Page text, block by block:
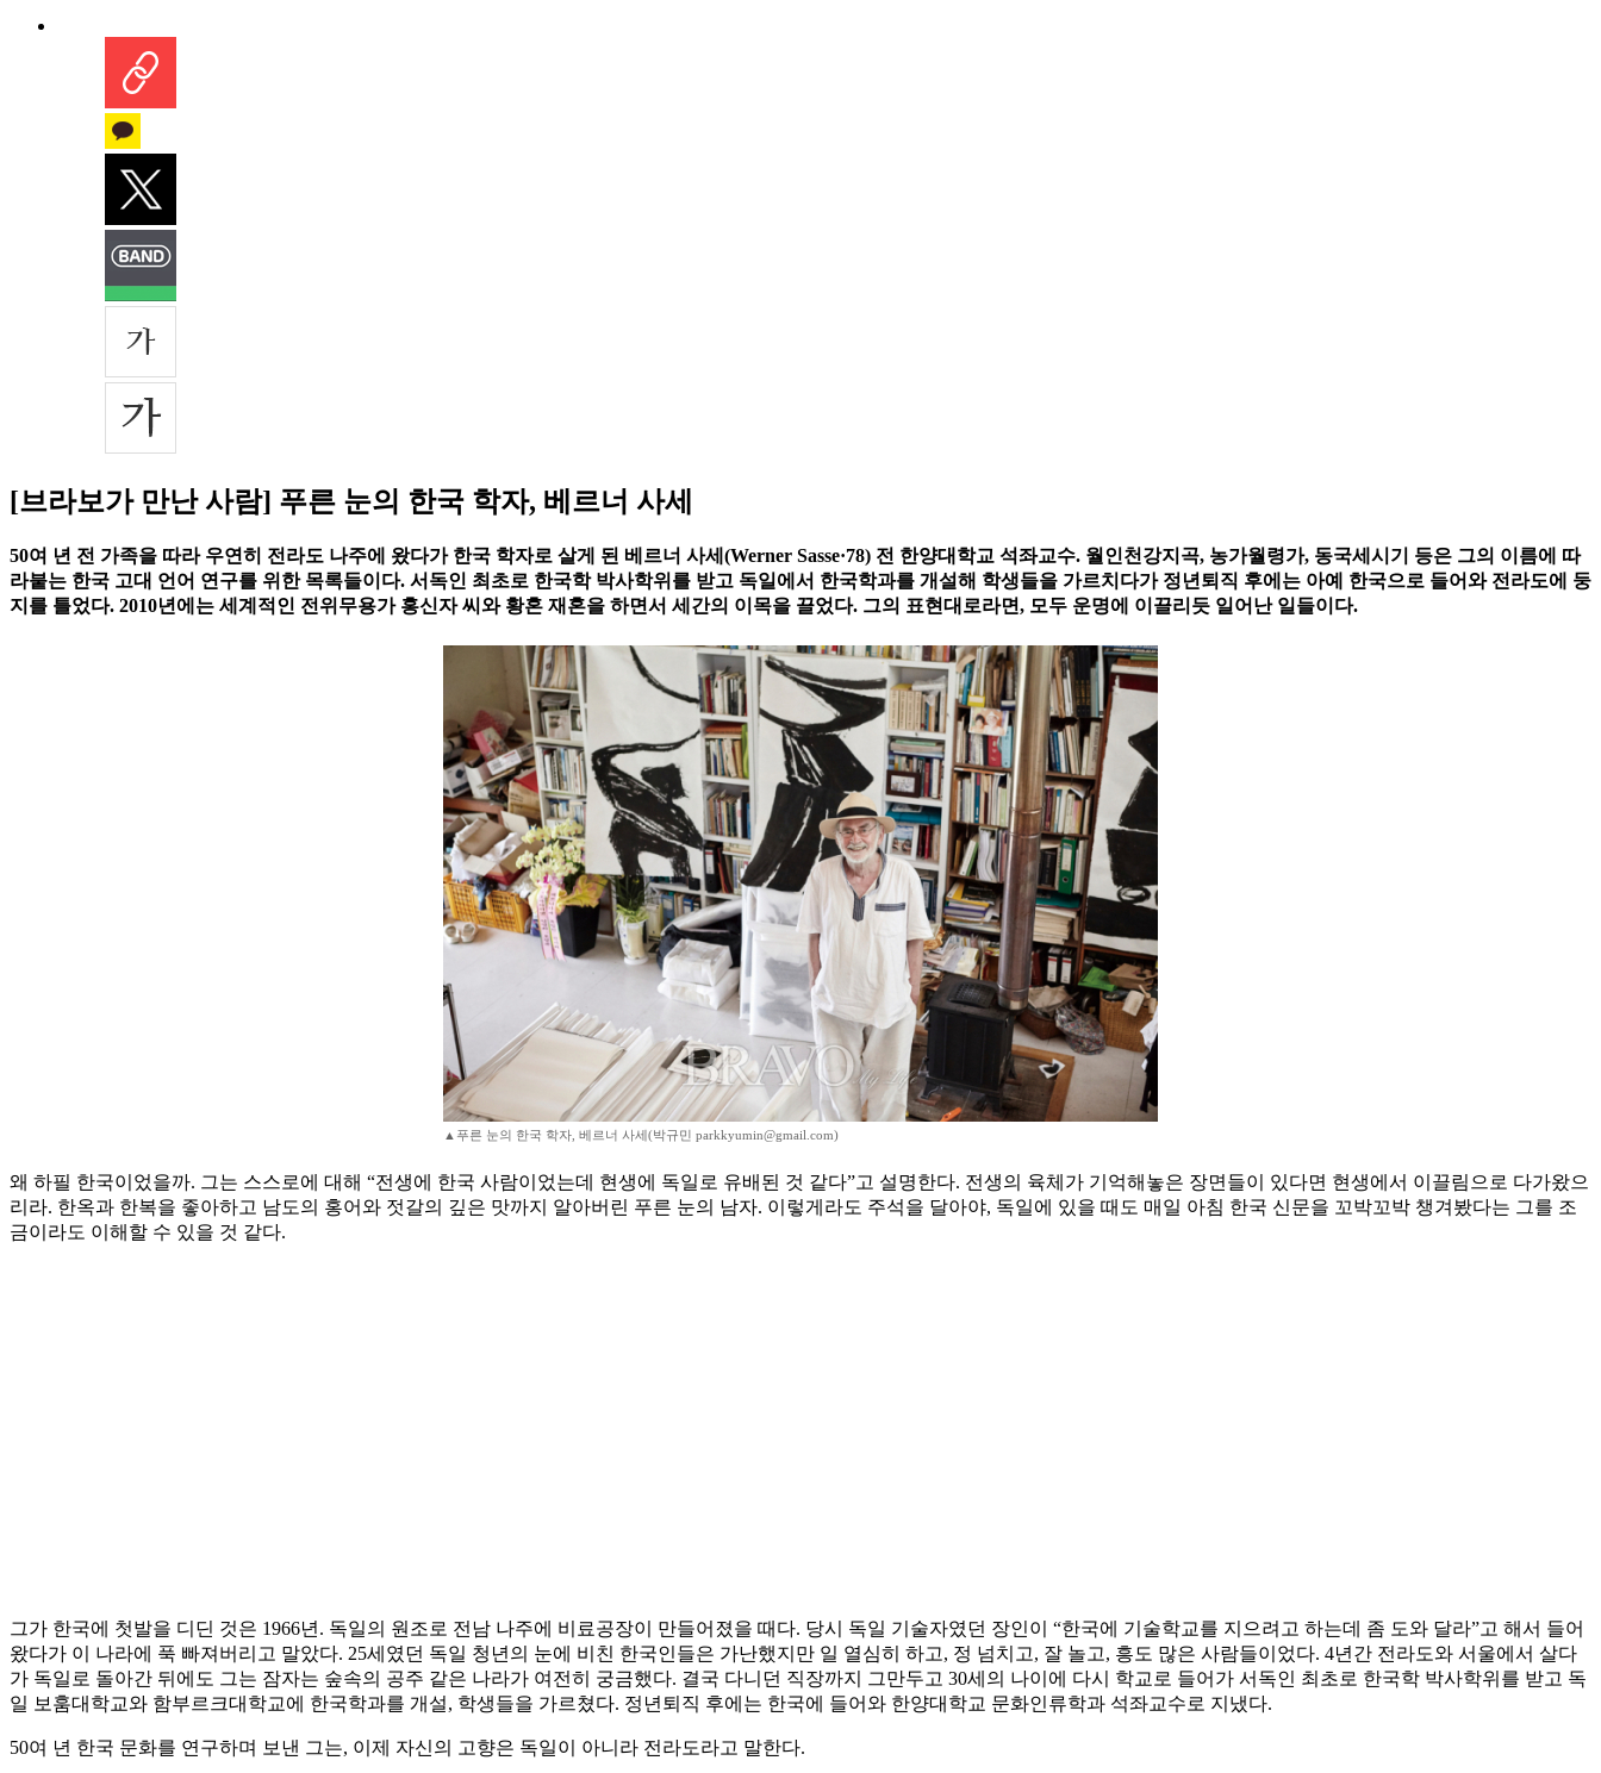
[브라보가 만난 사람] 푸른 눈의 한국 학자, 베르너 사세
50여 년 전 가족을 따라 우연히 전라도 나주에 왔다가 한국 학자로 살게 된 베르너 사세(Werner Sasse·78) 전 한양대학교 석좌교수. 월인천강지곡, 농가월령가, 동국세시기 등은 그의 이름에 따
라붙는 한국 고대 언어 연구를 위한 목록들이다. 서독인 최초로 한국학 박사학위를 받고 독일에서 한국학과를 개설해 학생들을 가르치다가 정년퇴직 후에는 아예 한국으로 들어와 전라도에 둥
지를 틀었다. 2010년에는 세계적인 전위무용가 홍신자 씨와 황혼 재혼을 하면서 세간의 이목을 끌었다. 그의 표현대로라면, 모두 운명에 이끌리듯 일어난 일들이다.
▲푸른 눈의 한국 학자, 베르너 사세(박규민 parkkyumin@gmail.com)
왜 하필 한국이었을까. 그는 스스로에 대해 “전생에 한국 사람이었는데 현생에 독일로 유배된 것 같다”고 설명한다. 전생의 육체가 기억해놓은 장면들이 있다면 현생에서 이끌림으로 다가왔으
리라. 한옥과 한복을 좋아하고 남도의 홍어와 젓갈의 깊은 맛까지 알아버린 푸른 눈의 남자. 이렇게라도 주석을 달아야, 독일에 있을 때도 매일 아침 한국 신문을 꼬박꼬박 챙겨봤다는 그를 조
금이라도 이해할 수 있을 것 같다.
그가 한국에 첫발을 디딘 것은 1966년. 독일의 원조로 전남 나주에 비료공장이 만들어졌을 때다. 당시 독일 기술자였던 장인이 “한국에 기술학교를 지으려고 하는데 좀 도와 달라”고 해서 들어
왔다가 이 나라에 푹 빠져버리고 말았다. 25세였던 독일 청년의 눈에 비친 한국인들은 가난했지만 일 열심히 하고, 정 넘치고, 잘 놀고, 흥도 많은 사람들이었다. 4년간 전라도와 서울에서 살다
가 독일로 돌아간 뒤에도 그는 잠자는 숲속의 공주 같은 나라가 여전히 궁금했다. 결국 다니던 직장까지 그만두고 30세의 나이에 다시 학교로 들어가 서독인 최초로 한국학 박사학위를 받고 독
일 보훔대학교와 함부르크대학교에 한국학과를 개설, 학생들을 가르쳤다. 정년퇴직 후에는 한국에 들어와 한양대학교 문화인류학과 석좌교수로 지냈다.
50여 년 한국 문화를 연구하며 보낸 그는, 이제 자신의 고향은 독일이 아니라 전라도라고 말한다.